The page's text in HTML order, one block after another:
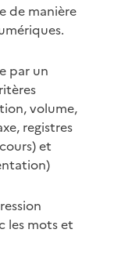
de manière
par un
volume,
registres
et
les mots et